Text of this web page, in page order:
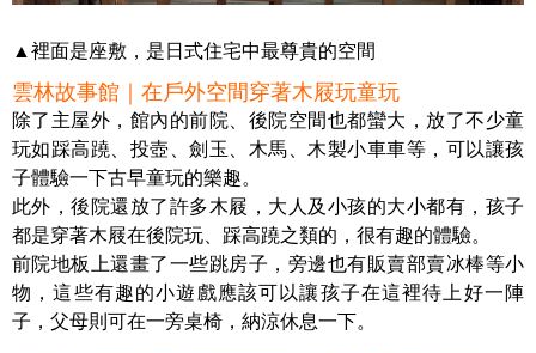
▲裡面是座敷，是日式住宅中最尊貴的空間
雲林故事館｜在戶外空間穿著木屐玩童玩
除了主屋外，館內的前院、後院空間也都蠻大，放了不少童
玩如踩高蹺、投壺、劍玉、木馬、木製小車車等，可以讓孩
子體驗一下古早童玩的樂趣。
此外，後院還放了許多木屐，大人及小孩的大小都有，孩子
都是穿著木屐在後院玩、踩高蹺之類的，很有趣的體驗。
前院地板上還畫了一些跳房子，旁邊也有販賣部賣冰棒等小
物，這些有趣的小遊戲應該可以讓孩子在這裡待上好一陣
子，父母則可在一旁桌椅，納涼休息一下。